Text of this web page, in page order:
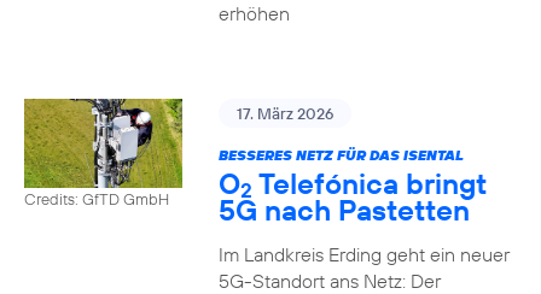
erhöhen
Credits: GfTD GmbH
17. März 2026
BESSERES NETZ FÜR DAS ISENTAL
O2 Telefónica bringt
5G nach Pastetten
Im Landkreis Erding geht ein neuer
5G-Standort ans Netz: Der